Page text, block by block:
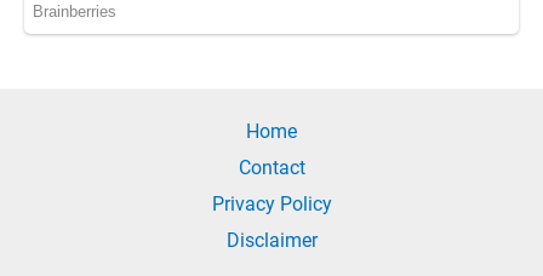
Home
Contact
Privacy Policy
Disclaimer